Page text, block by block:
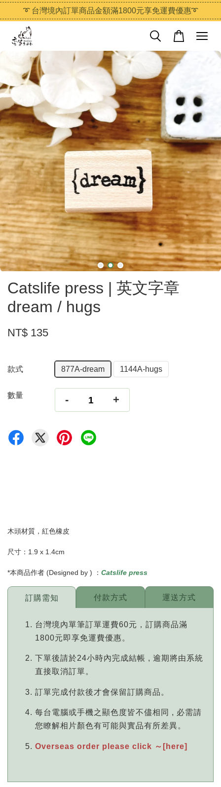
➰ 台灣境內訂單商品金額滿1800元享免運費優惠➰
Catslife press | 英文字章
dream / hugs
NT$ 135
款式 877A-dream 1144A-hugs
數量 - +
木頭材質，紅色橡皮
尺寸：1.9 x 1.4cm
*本商品作者 (Designed by ) ： Catslife press
訂購需知
台灣境內單筆訂單運費60元，訂購商品滿
1800元即享免運費優惠。
下單後請於24小時內完成結帳 , 逾期將由系統
直接取消訂單。
訂單完成付款後才會保留訂購商品。
每台電腦或手機之顯色度皆不儘相同 , 必需請
您瞭解相片顏色有可能與實品有所差異。
Overseas order please click ～[here]
付款方式 運送方式